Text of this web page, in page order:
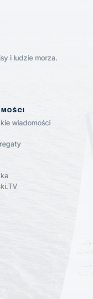
i ludzie morza.
wiadomości